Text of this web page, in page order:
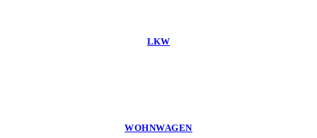
LKW
WOHNWAGEN